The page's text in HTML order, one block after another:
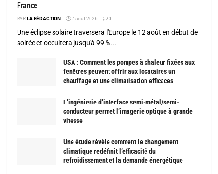
France
PARLA RÉDACTION 7 août 2026 0
Une éclipse solaire traversera l'Europe le 12 août en début de
soirée et occultera jusqu'à 99 %...
USA : Comment les pompes à chaleur fixées aux
fenêtres peuvent offrir aux locataires un
chauffage et une climatisation efficaces
L’ingénierie d’interface semi-métal/semi-
conducteur permet l’imagerie optique à grande
vitesse
Une étude révèle comment le changement
climatique redéfinit l’efficacité du
refroidissement et la demande énergétique